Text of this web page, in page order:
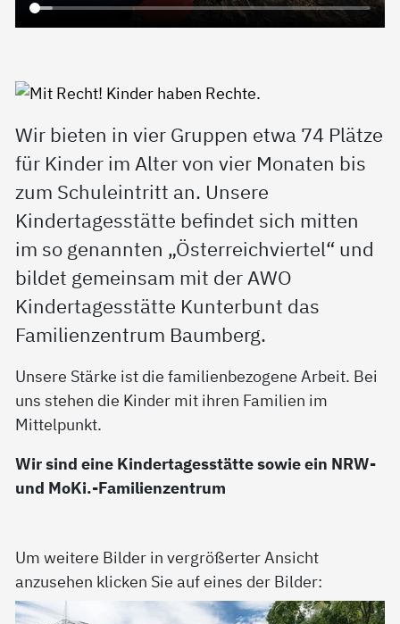
Wir bieten in vier Gruppen etwa 74 Plätze
für Kinder im Alter von vier Monaten bis
zum Schuleintritt an. Unsere
Kindertagesstätte befindet sich mitten
im so genannten „Österreichviertel“ und
bildet gemeinsam mit der AWO
Kindertagesstätte Kunterbunt das
Familienzentrum Baumberg.
Unsere Stärke ist die familienbezogene Arbeit. Bei
uns stehen die Kinder mit ihren Familien im
Mittelpunkt.
Wir sind eine Kindertagesstätte sowie ein NRW-
und MoKi.-Familienzentrum
Um weitere Bilder in vergrößerter Ansicht
anzusehen klicken Sie auf eines der Bilder: